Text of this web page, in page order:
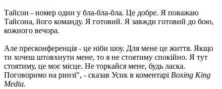
Тайсон - номер один у бла-бла-бла. Це добре. Я поважаю
Тайсона, його команду. Я готовий. Я завжди готовий до бою,
кожного вечора.
Але пресконференція - це ніби шоу. Для мене це життя. Якщо
ти хочеш штовхнути мене, то я не стоятиму спокійно. Я тут
стоятиму, це моє місце. Не торкайся мене, будь ласка.
Поговоримо на ринзі", - сказав Усик в коментарі Boxing King
Media.